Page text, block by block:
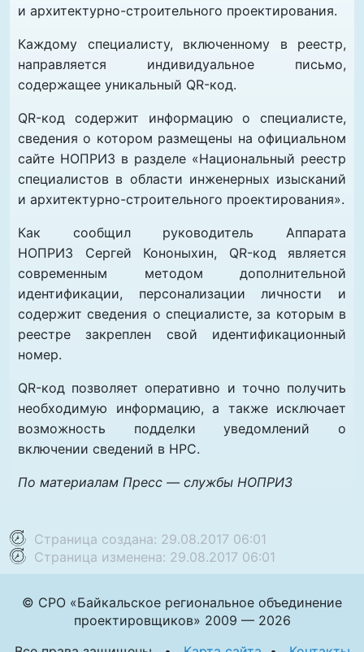
и архитектурно-строительного проектирования.
Каждому специалисту, включенному в реестр,
направляется индивидуальное письмо,
содержащее уникальный QR-код.
QR-код содержит информацию о специалисте,
сведения о котором размещены на официальном
сайте НОПРИЗ в разделе «Национальный реестр
специалистов в области инженерных изысканий
и архитектурно-строительного проектирования».
Как сообщил руководитель Аппарата
НОПРИЗ Сергей Кононыхин, QR-код является
современным методом дополнительной
идентификации, персонализации личности и
содержит сведения о специалисте, за которым в
реестре закреплен свой идентификационный
номер.
QR-код позволяет оперативно и точно получить
необходимую информацию, а также исключает
возможность подделки уведомлений о
включении сведений в НРС.
По материалам Пресс — службы НОПРИЗ
Страница создана: 29.08.2017 06:01
Страница изменена: 29.08.2017 06:01
© СРО «Байкальское региональное объединение
проектировщиков» 2009 — 2026